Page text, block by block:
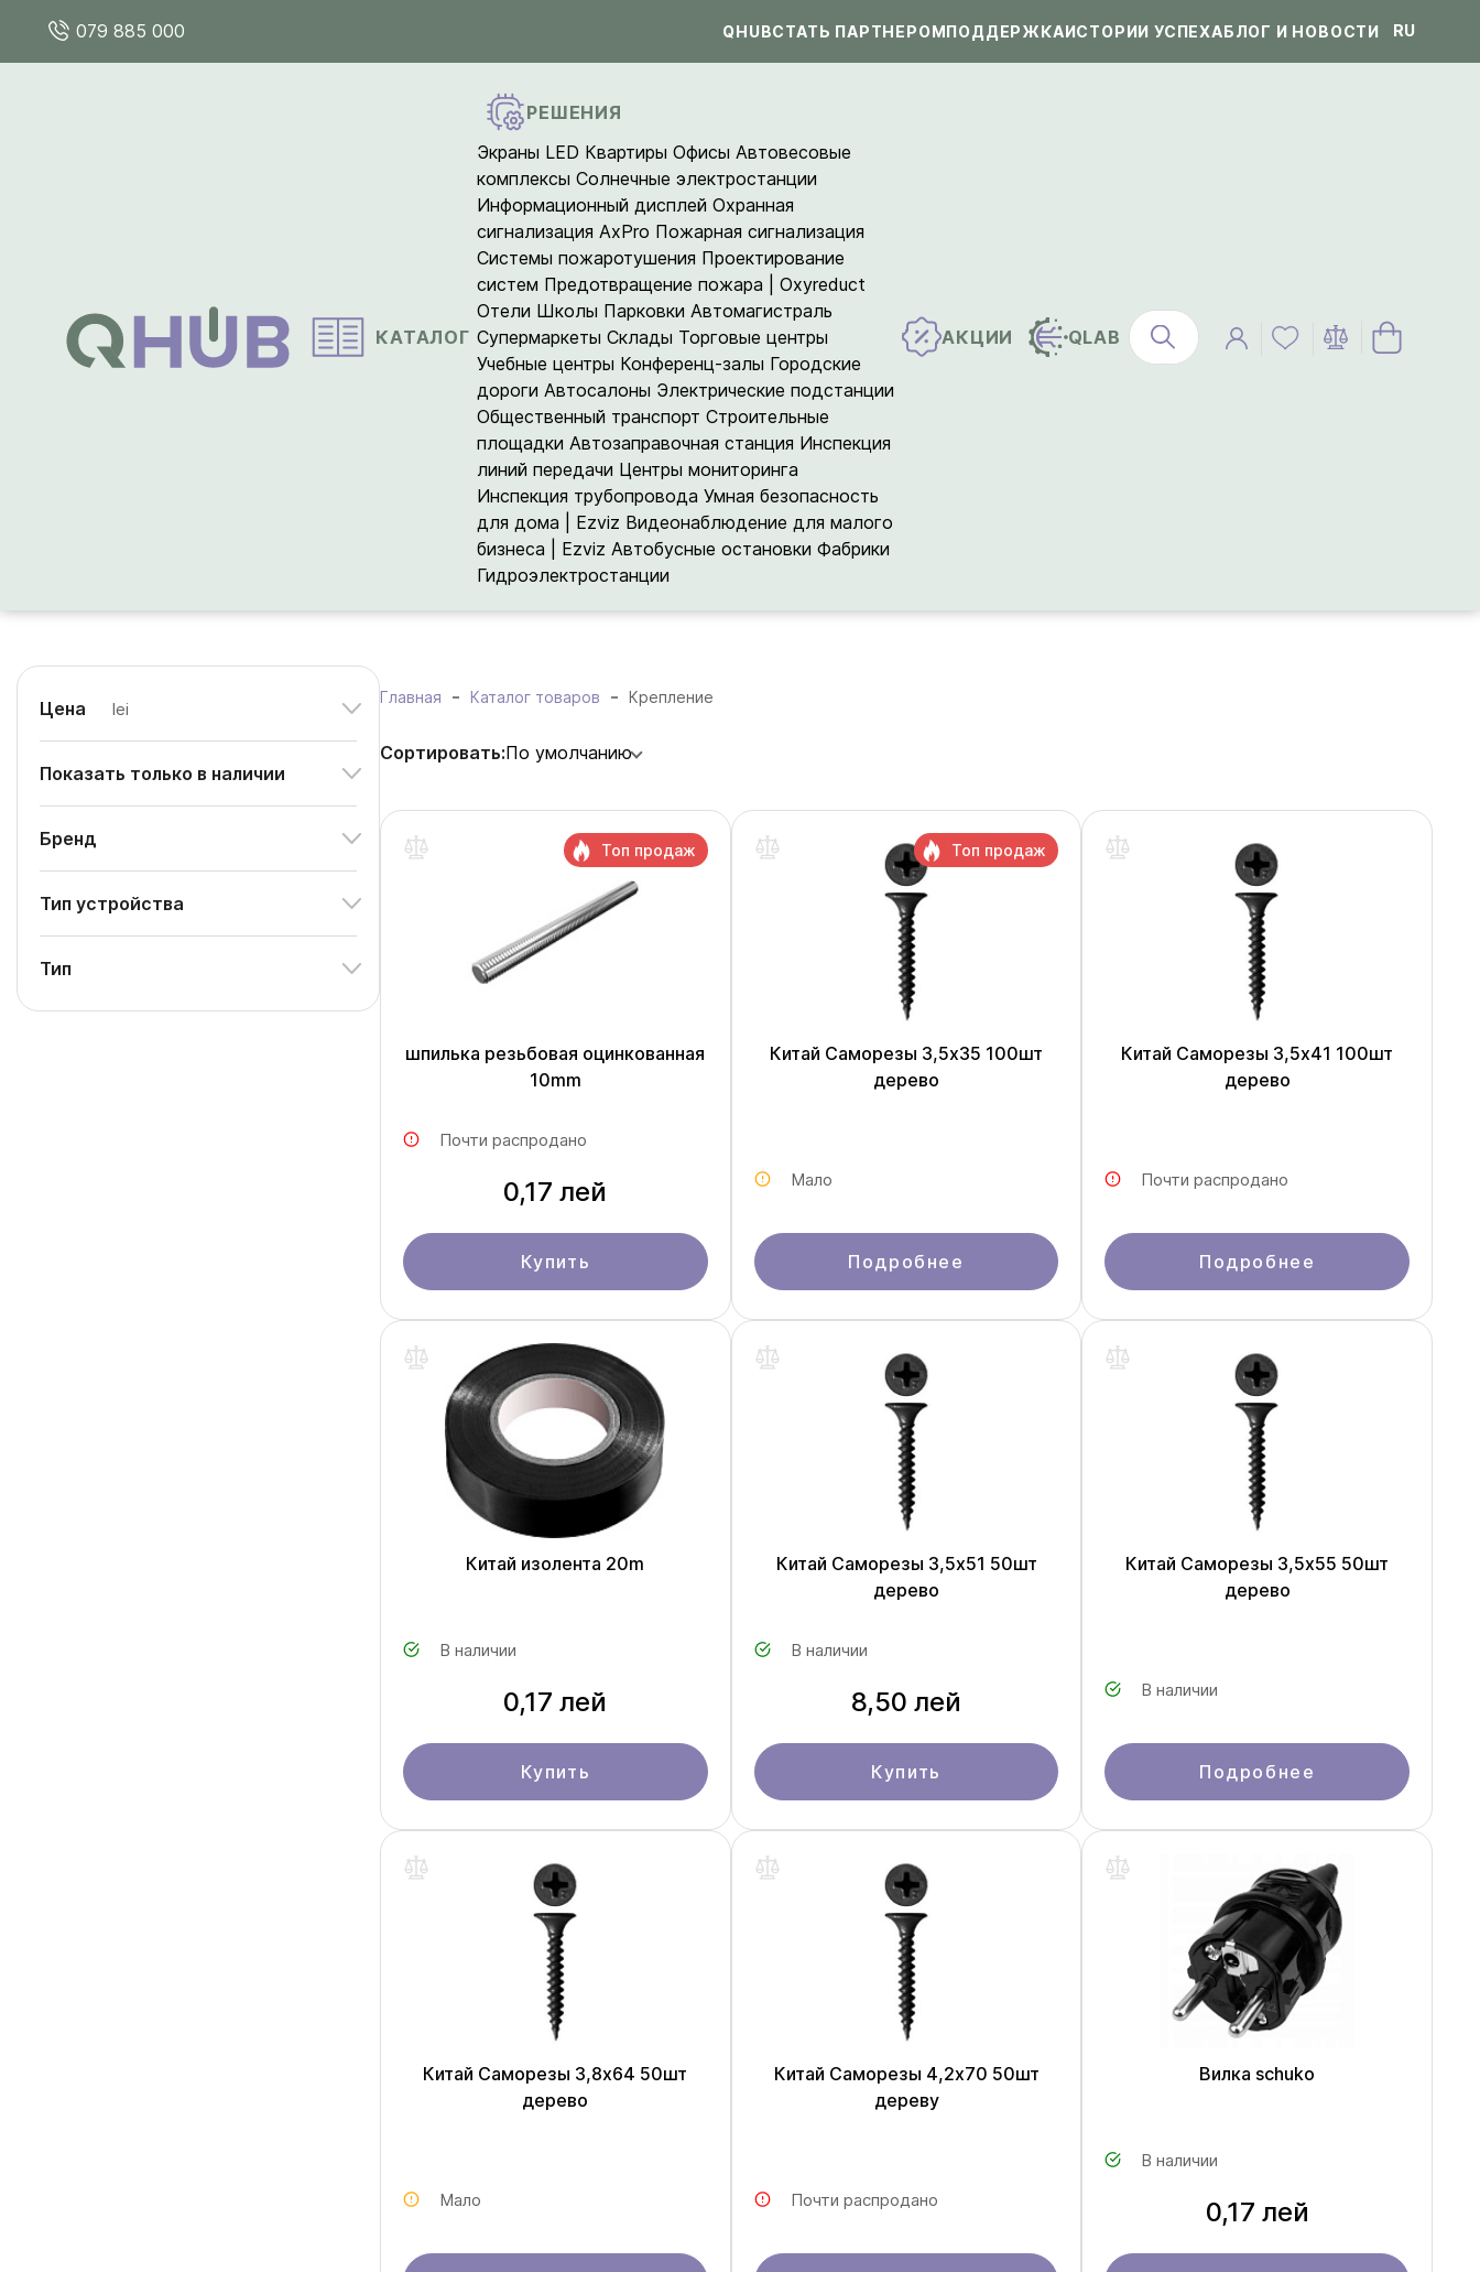
079 885 000 QHUBСТАТЬ ПАРТНЕРОМПОДДЕРЖКАИСТОРИИ УСПЕХАБЛОГ И НОВОСТИ RU
КАТАЛОГ
РЕШЕНИЯ
Экраны LED Квартиры Офисы Автовесовые
комплексыСолнечные электростанции
Информационный дисплей Охранная
сигнализация AxPro Пожарная сигнализация
Системы пожаротушения Проектирование
систем Предотвращение пожара | Oxyreduct
Отели Школы Парковки Автомагистраль
Супермаркеты Склады Торговые центры
Учебные центры Конференц-залы Городские
дороги Автосалоны Электрические подстанции
Общественный транспорт Строительные
площадки Автозаправочная станция Инспекция
линий передачи Центры мониторинга
Инспекция трубопровода Умная безопасность
для дома | Ezviz Видеонаблюдение для малого
бизнеса | Ezviz Автобусные остановки Фабрики
Гидроэлектростанции
АКЦИИ QLAB
Цена lei
Показать только в наличии
Бренд
Тип устройства
Тип
Главная Каталог товаров Крепление
Сортировать:По умолчанию
шпилька резьбовая оцинкованная
10mm
Почти распродано
0,17 лей
Купить
Топ продаж
Китай Саморезы 3,5x35 100шт
дерево
Мало
Подробнее
Топ продаж
Китай Саморезы 3,5x41 100шт
дерево
Почти распродано
Подробнее
Китай изолента 20m
В наличии
0,17 лей
Купить
Китай Саморезы 3,5x51 50шт
дерево
В наличии
8,50 лей
Купить
Китай Саморезы 3,5x55 50шт
дерево
В наличии
Подробнее
Китай Саморезы 3,8x64 50шт
дерево
Мало
Китай Саморезы 4,2x70 50шт
дереву
Почти распродано
Вилка schuko
В наличии
0,17 лей